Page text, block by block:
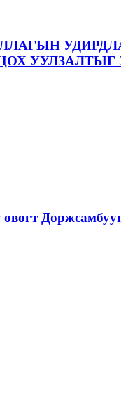
УУЛЗАЛТЫГ